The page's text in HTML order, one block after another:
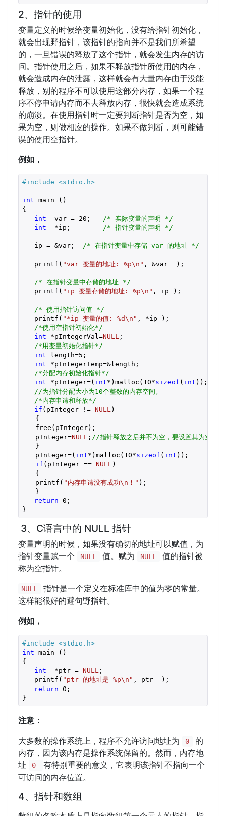
2、指针的使用
变量定义的时候给变量初始化，没有给指针初始化，
就会出现野指针，该指针的指向并不是我们所希望
的，一旦错误的释放了这个指针，就会发生内存的访
问。指针使用之后，如果不释放指针所使用的内存，
就会造成内存的泄露，这样就会有大量内存由于没能
释放，别的程序不可以使用这部分内存，如果一个程
序不停申请内存而不去释放内存，很快就会造成系统
的崩溃。在使用指针时一定要判断指针是否为空，如
果为空，则做相应的操作。如果不做判断，则可能错
误的使用空指针。
例如，
#include <stdio.h>
int main ()
{
int
  var =
20 ;
/* 实际变量的声明 */
int
  *ip;
/* 指针变量的声明 */
   ip = &var;
/* 在指针变量中存储 var 的地址 */
   printf(
"var 变量的地址: %p\n" , &var  );
/* 在指针变量中存储的地址 */
   printf(
"ip 变量存储的地址: %p\n" , ip );
/* 使用指针访问值 */
   printf(
"*ip 变量的值: %d\n" , *ip );
/*使用空指针初始化*/
int *pIntegerVal=NULL ;
/*用变量初始化指针*/
int length=5 ;
int *pIntegerTemp=&length;
/*分配内存初始化指针*/
int *pInteger=( int*)malloc( 10*sizeof ( int ));
//为指针分配大小为10个整数的内存空间。
/*内存申请和释放*/
if (pInteger != NULL )
{
free(pInteger);
pInteger=NULL ; //指针释放之后并不为空，要设置其为空
}
pInteger=( int*)malloc( 10*sizeof ( int ));
if (pInteger == NULL )
{
printf( "内存申请没有成功\n！" );
}
return 0 ;
}
3、C语言中的 NULL 指针
变量声明的时候，如果没有确切的地址可以赋值，为
指针变量赋一个
NULL 值。赋为 NULL
值的指针被
称为空指针。
NULL
指针是一个定义在标准库中的值为零的常量。
这样能很好的避句野指针。
例如，
#include <stdio.h>
int main ()
{
int
  *ptr =
NULL ;
   printf(
"ptr 的地址是 %p\n" , ptr  );
return 0 ;
}
注意：
大多数的操作系统上，程序不允许访问地址为
0
的
内存，因为该内存是操作系统保留的。然而，内存地
址
0
有特别重要的意义，它表明该指针不指向一个
可访问的内存位置。
4、指针和数组